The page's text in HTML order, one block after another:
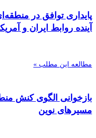
پایداری توافق در
آینده روابط ایران و
مطالعه این مطلب »
بازخوانی الگوی کنش
مسیرهای نوین